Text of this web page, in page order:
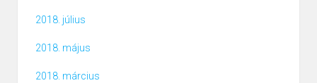
2018. július
2018. május
2018. március